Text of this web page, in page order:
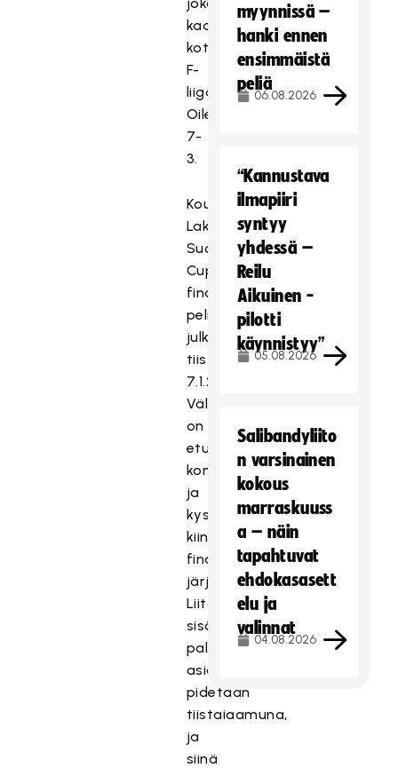
kaatoi
kotonaan
F-
liigamestari
Oilersin
7-
3.
Kouvolan
Lakritsi
Suomen
Cupien
finaalien
pelipaikka/pelipaikat
julkistetaan
tiistaina
7.1.2025.
Välieräjoukkueet
on
etukäteen
kontaktoitu
ja
kyselty
kiinnostusta
finaalin
järjestämiseksi.
Liiton
sisäinen
palaveri
asiasta
pidetään
tiistaiaamuna,
ja
siinä
myynnissä –
hanki ennen
ensimmäistä
peliä
06.08.2026
“Kannustava
ilmapiiri
syntyy
yhdessä –
Reilu
Aikuinen -
pilotti
käynnistyy”
05.08.2026
Salibandyliito
n varsinainen
kokous
marraskuuss
a – näin
tapahtuvat
ehdokasasett
elu ja
valinnat
04.08.2026